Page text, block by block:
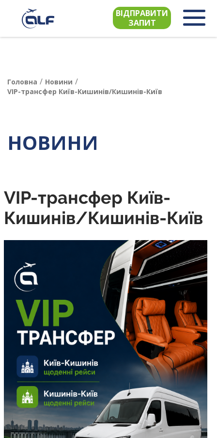
ВІДПРАВИТИ
ЗАПИТ
Головна / Новини /
VIP-трансфер Київ-Кишинів/Кишинів-Київ
НОВИНИ
VIP-трансфер Київ-
Кишинів/Кишинів-Київ